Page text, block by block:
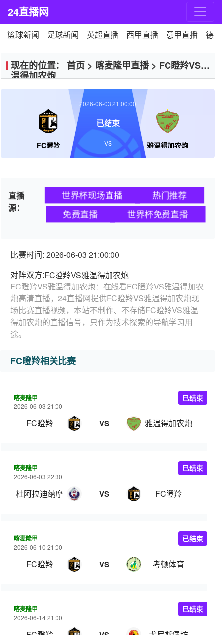
24直播网
篮球新闻 足球新闻 英超直播 西甲直播 意甲直播 德
现在的位置： 首页 > 喀麦隆甲直播> FC瞪羚VS雅
温得加农炮
FC瞪羚 雅温得加农炮
2026-06-03 21:00:00
已结束
VS
直播
源：
世界杯现场直播
热门推荐
免费直播
世界杯免费直播
比赛时间: 2026-06-03 21:00:00
对阵双方:FC瞪羚VS雅温得加农炮
FC瞪羚VS雅温得加农炮：在线看FC瞪羚VS雅温得加农
炮高清直播，24直播网提供FC瞪羚VS雅温得加农炮现
场比赛直播视频，本站不制作、不存储FC瞪羚VS雅温
得加农炮的直播信号，只作为技术探索的导航学习用
途。
FC瞪羚相关比赛
喀麦隆甲
2026-06-03 21:00
FC瞪羚 VS 雅温得加农炮
已结束
喀麦隆甲
2026-06-03 22:30
杜阿拉迪纳摩 VS FC瞪羚
已结束
喀麦隆甲
2026-06-10 21:00
FC瞪羚 VS 考顿体育
已结束
喀麦隆甲
2026-06-14 21:00
已结束